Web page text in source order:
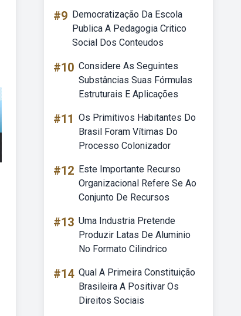
#9 Democratização Da Escola
Publica A Pedagogia Critico
Social Dos Conteudos
#10 Considere As Seguintes
Substâncias Suas Fórmulas
Estruturais E Aplicações
#11 Os Primitivos Habitantes Do
Brasil Foram Vítimas Do
Processo Colonizador
#12 Este Importante Recurso
Organizacional Refere Se Ao
Conjunto De Recursos
#13 Uma Industria Pretende
Produzir Latas De Aluminio
No Formato Cilindrico
#14 Qual A Primeira Constituição
Brasileira A Positivar Os
Direitos Sociais